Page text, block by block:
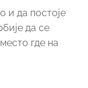
и да постоје
да се
где на